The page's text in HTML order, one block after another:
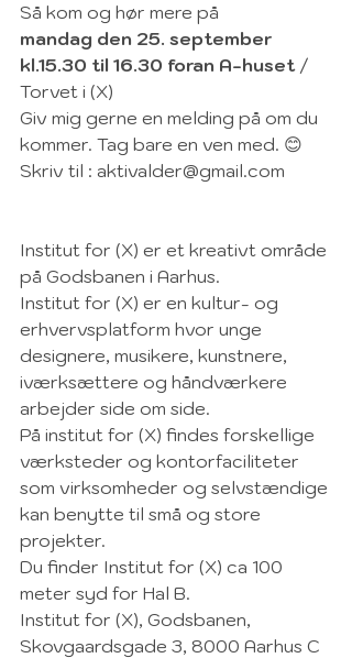
Så kom og hør mere på
mandag den 25. september
kl.15.30 til 16.30 foran A-huset /
Torvet i (X)
Giv mig gerne en melding på om du
kommer. Tag bare en ven med. 😊
Skriv til : aktivalder@gmail.com
Institut for (X) er et kreativt område
på Godsbanen i Aarhus.
Institut for (X) er en kultur- og
erhvervsplatform hvor unge
designere, musikere, kunstnere,
iværksættere og håndværkere
arbejder side om side.
På institut for (X) findes forskellige
værksteder og kontorfaciliteter
som virksomheder og selvstændige
kan benytte til små og store
projekter.
Du finder Institut for (X) ca 100
meter syd for Hal B.
Institut for (X), Godsbanen,
Skovgaardsgade 3, 8000 Aarhus C